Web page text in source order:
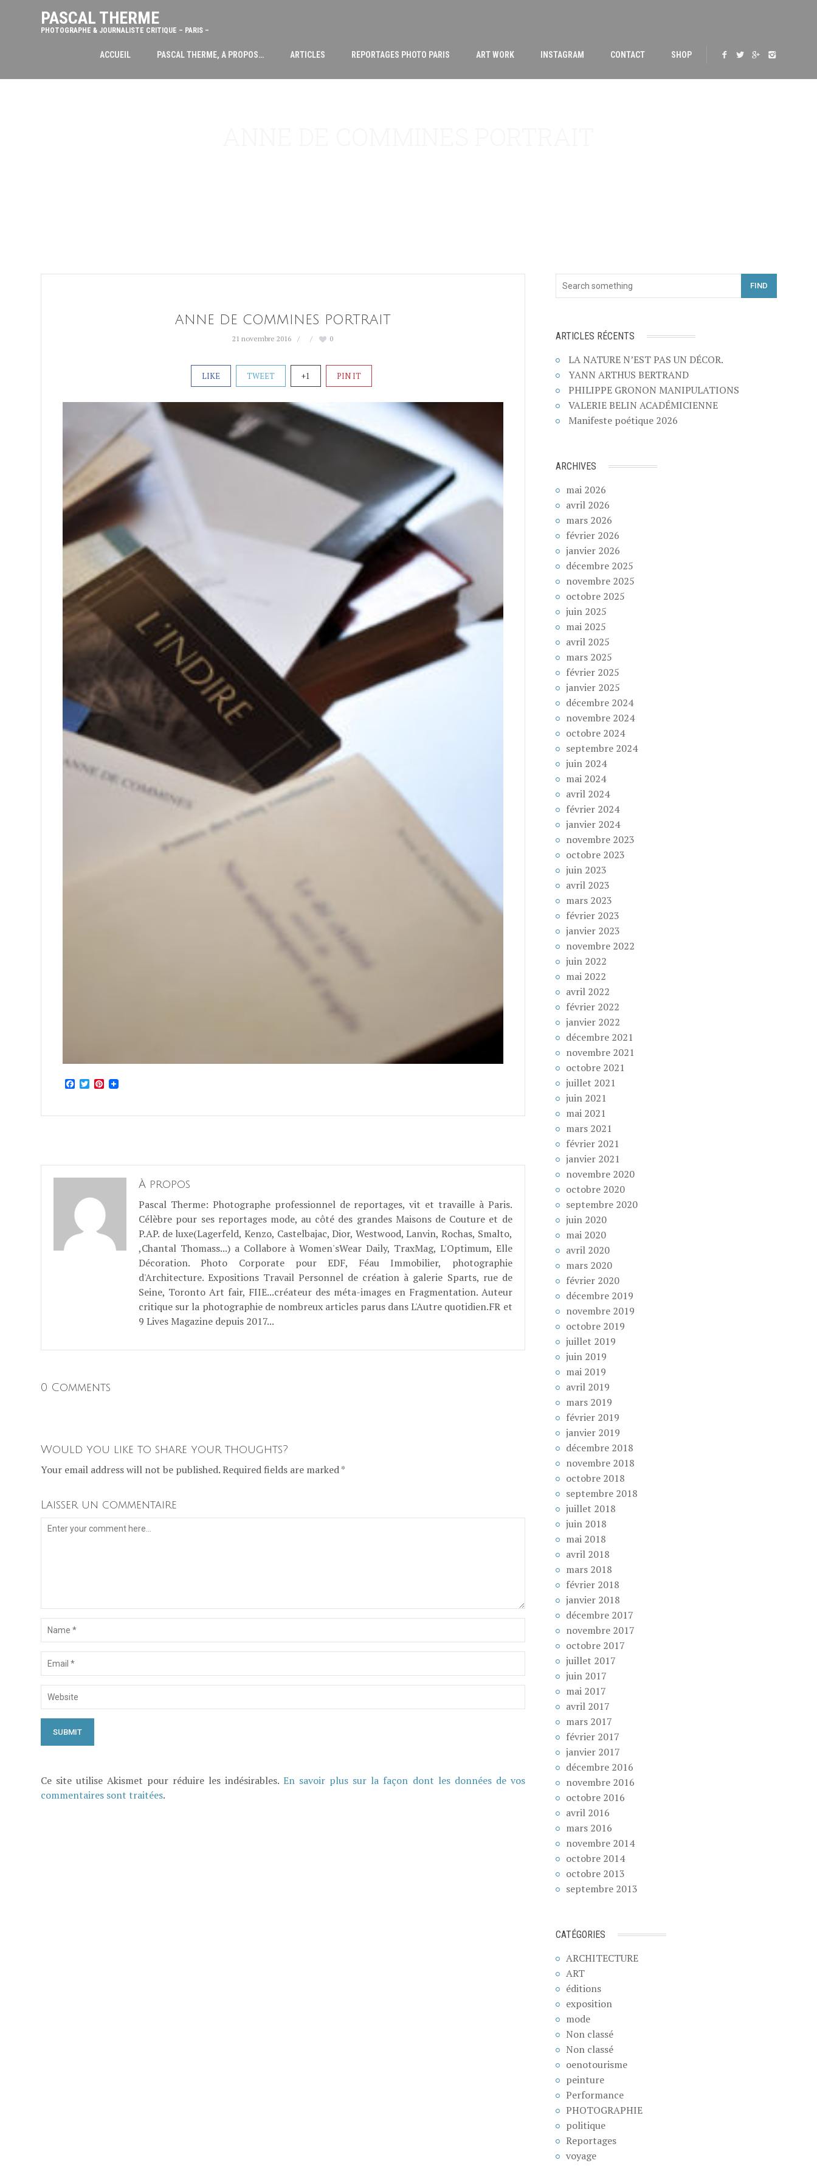
PASCAL THERME
PHOTOGRAPHE & JOURNALISTE CRITIQUE – PARIS –
ACCUEIL PASCAL THERME, A PROPOS… ARTICLES REPORTAGES PHOTO PARIS ART WORK INSTAGRAM CONTACT SHOP
ANNE DE COMMINES PORTRAIT
21 novembre 2016 0
LIKE TWEET +1 PIN IT
Facebook
TwitterPinterest
À propos
Pascal Therme: Photographe professionnel de reportages, vit et travaille à Paris.
Célèbre pour ses reportages mode, au côté des grandes Maisons de Couture et de
P.AP. de luxe(Lagerfeld, Kenzo, Castelbajac, Dior, Westwood, Lanvin, Rochas, Smalto,
,Chantal Thomass...) a Collabore à Women'sWear Daily, TraxMag, L'Optimum, Elle
Décoration. Photo Corporate pour EDF, Féau Immobilier, photographie
d'Architecture. Expositions Travail Personnel de création à galerie Sparts, rue de
Seine, Toronto Art fair, FIIE...créateur des méta-images en Fragmentation. Auteur
critique sur la photographie de nombreux articles parus dans L'Autre quotidien.FR et
9 Lives Magazine depuis 2017...
0 Comments
Would you like to share your thoughts?
Your email address will not be published. Required fields are marked *
Laisser un commentaire
Ce site utilise Akismet pour réduire les indésirables.En savoir plus sur la façon dont les données de vos
commentaires sont traitées.
FIND
ARTICLES RÉCENTS
LA NATURE N’EST PAS UN DÉCOR.
YANN ARTHUS BERTRAND
PHILIPPE GRONON MANIPULATIONS
VALERIE BELIN ACADÉMICIENNE
Manifeste poétique 2026
ARCHIVES
mai 2026
avril 2026
mars 2026
février 2026
janvier 2026
décembre 2025
novembre 2025
octobre 2025
juin 2025
mai 2025
avril 2025
mars 2025
février 2025
janvier 2025
décembre 2024
novembre 2024
octobre 2024
septembre 2024
juin 2024
mai 2024
avril 2024
février 2024
janvier 2024
novembre 2023
octobre 2023
juin 2023
avril 2023
mars 2023
février 2023
janvier 2023
novembre 2022
juin 2022
mai 2022
avril 2022
février 2022
janvier 2022
décembre 2021
novembre 2021
octobre 2021
juillet 2021
juin 2021
mai 2021
mars 2021
février 2021
janvier 2021
novembre 2020
octobre 2020
septembre 2020
juin 2020
mai 2020
avril 2020
mars 2020
février 2020
décembre 2019
novembre 2019
octobre 2019
juillet 2019
juin 2019
mai 2019
avril 2019
mars 2019
février 2019
janvier 2019
décembre 2018
novembre 2018
octobre 2018
septembre 2018
juillet 2018
juin 2018
mai 2018
avril 2018
mars 2018
février 2018
janvier 2018
décembre 2017
novembre 2017
octobre 2017
juillet 2017
juin 2017
mai 2017
avril 2017
mars 2017
février 2017
janvier 2017
décembre 2016
novembre 2016
octobre 2016
avril 2016
mars 2016
novembre 2014
octobre 2014
octobre 2013
septembre 2013
CATÉGORIES
ARCHITECTURE
ART
éditions
exposition
mode
Non classé
Non classé
oenotourisme
peinture
Performance
PHOTOGRAPHIE
politique
Reportages
voyage